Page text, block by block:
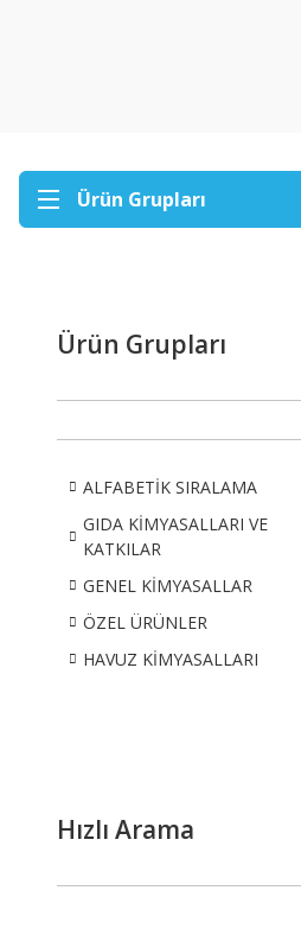
Ürün Grupları
Ürün Grupları
ALFABETİK SIRALAMA
GIDA KİMYASALLARI VE
KATKILAR
GENEL KİMYASALLAR
ÖZEL ÜRÜNLER
HAVUZ KİMYASALLARI
Hızlı Arama